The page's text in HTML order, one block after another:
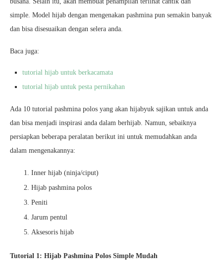
simple. Model hijab dengan mengenakan pashmina pun semakin banyak
dan bisa disesuaikan dengan selera anda.
Baca juga:
tutorial hijab untuk berkacamata
tutorial hijab untuk pesta pernikahan
Ada 10 tutorial pashmina polos yang akan hijabyuk sajikan untuk anda
dan bisa menjadi inspirasi anda dalam berhijab. Namun, sebaiknya
persiapkan beberapa peralatan berikut ini untuk memudahkan anda
dalam mengenakannya:
Inner hijab (ninja/ciput)
Hijab pashmina polos
Peniti
Jarum pentul
Aksesoris hijab
Tutorial 1: Hijab Pashmina Polos Simple Mudah